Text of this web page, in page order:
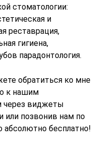
стоматологии:
и
реставрация,
гигиена,
парадонтология.
обратиться ко мне
к нашим
через виджеты
или позвонив нам по
абсолютно бесплатно!